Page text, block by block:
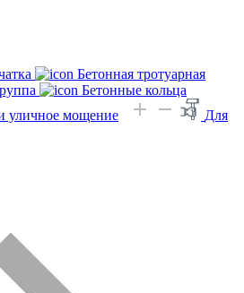
Бетонная тротуарная
Бетонные кольца
уличное мощение
Для